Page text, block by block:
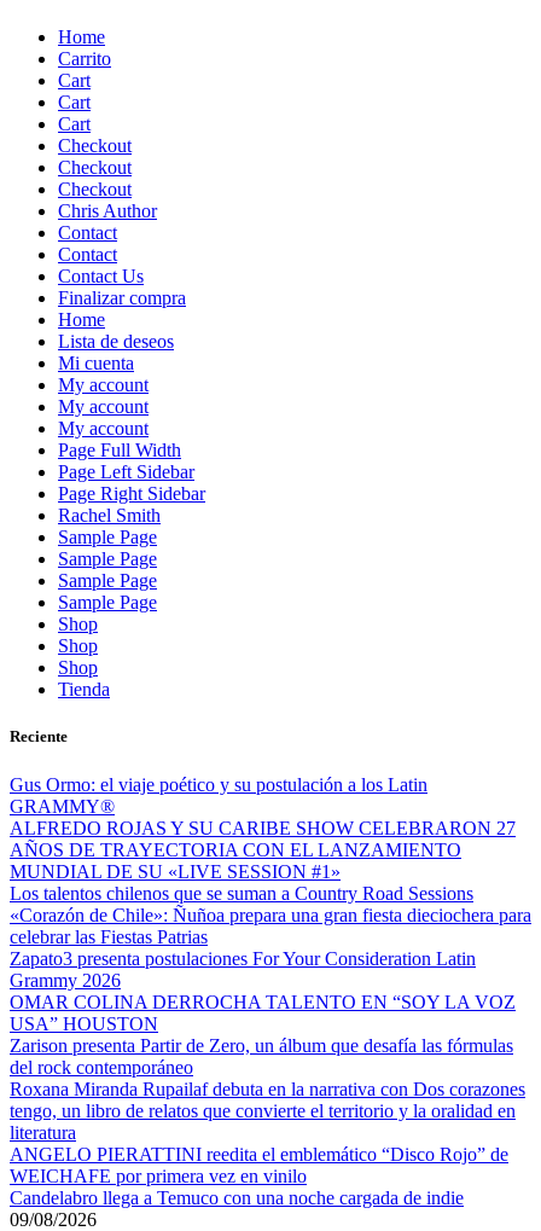
Skip
content
Home
Carrito
Cart
Cart
Cart
Checkout
Checkout
Checkout
Chris Author
Contact
Contact
Contact Us
Finalizar compra
Home
Lista de deseos
Mi cuenta
My account
My account
My account
Page Full Width
Page Left Sidebar
Page Right Sidebar
Rachel Smith
Sample Page
Sample Page
Sample Page
Sample Page
Shop
Shop
Shop
Tienda
Reciente
Gus Ormo: el viaje poético y su postulación a los Latin
GRAMMY®
ALFREDO ROJAS Y SU CARIBE SHOW CELEBRARON 27
AÑOS DE TRAYECTORIA CON EL LANZAMIENTO
MUNDIAL DE SU «LIVE SESSION #1»
Los talentos chilenos que se suman a Country Road Sessions
«Corazón de Chile»: Ñuñoa prepara una gran fiesta dieciochera para
celebrar las Fiestas Patrias
Zapato3 presenta postulaciones For Your Consideration Latin
Grammy 2026
OMAR COLINA DERROCHA TALENTO EN “SOY LA VOZ
USA” HOUSTON
Zarison presenta Partir de Zero, un álbum que desafía las fórmulas
del rock contemporáneo
Roxana Miranda Rupailaf debuta en la narrativa con Dos corazones
tengo, un libro de relatos que convierte el territorio y la oralidad en
literatura
ANGELO PIERATTINI reedita el emblemático “Disco Rojo” de
WEICHAFE por primera vez en vinilo
Candelabro llega a Temuco con una noche cargada de indie
09/08/2026